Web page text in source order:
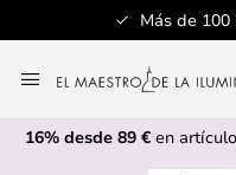
Más de
al
contenido
16% desde 89 € en